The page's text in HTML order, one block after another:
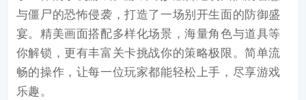
与僵尸的恐怖侵袭，打造了一场别开生面的防御盛
宴。精美画面搭配多样化场景，海量角色与道具等
你解锁，更有丰富关卡挑战你的策略极限。简单流
畅的操作，让每一位玩家都能轻松上手，尽享游戏
乐趣。